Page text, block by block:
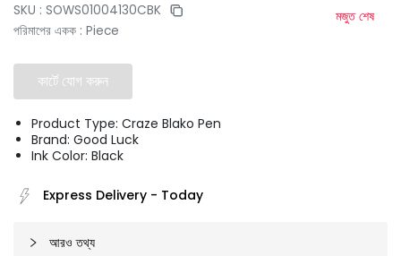
SKU : SOWS01004130CBK
পরিমাপের একক : Piece
মজুত শেষ
কার্টে যোগ করুন
Product Type: Craze Blako Pen
Brand: Good Luck
Ink Color: Black
Express Delivery - Today
আরও তথ্য